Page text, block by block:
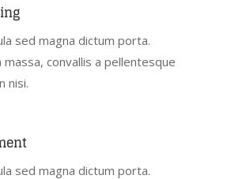
sed magna dictum porta.
convallis a pellentesque
nisi.
sed magna dictum porta.